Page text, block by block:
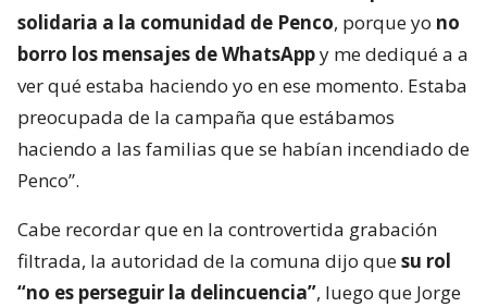
solidaria a la comunidad de Penco, porque yo no
borro los mensajes de WhatsAppy me dediqué a a
ver qué estaba haciendo yo en ese momento. Estaba
preocupada de la campaña que estábamos
haciendo a las familias que se habían incendiado de
Penco”.
Cabe recordar que en la controvertida grabación
filtrada, la autoridad de la comuna dijo quesu rol
“no es perseguir la delincuencia”, luego que Jorge